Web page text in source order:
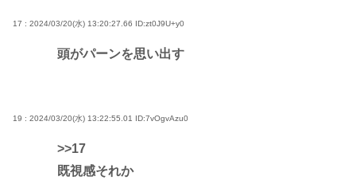
17 : 2024/03/20(水) 13:20:27.66 ID:zt0J9U+y0
頭がパーンを思い出す
19 : 2024/03/20(水) 13:22:55.01 ID:7vOgvAzu0
>>17
既視感それか